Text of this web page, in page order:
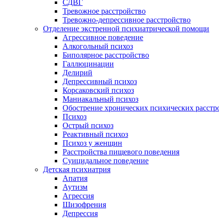
СДВГ
Тревожное расстройство
Тревожно-депрессивное расстройство
Отделение экстренной психиатрической помощи
Агрессивное поведение
Алкогольный психоз
Биполярное расстройство
Галлюцинации
Делирий
Депрессивный психоз
Корсаковский психоз
Маниакальный психоз
Обострение хронических психических
Психоз
Острый психоз
Реактивный психоз
Психоз у женщин
Расстройства пищевого поведения
Суицидальное поведение
Детская психиатрия
Апатия
Аутизм
Агрессия
Шизофрения
Депрессия